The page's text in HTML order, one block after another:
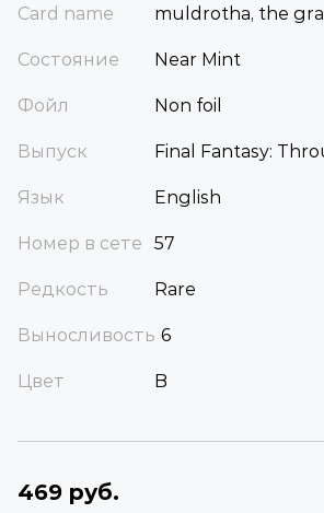
Card name muldrotha, the
Состояние Near Mint
Фойл Non foil
Выпуск Final Fantasy:
Язык English
Номер в сете 57
Редкость Rare
Выносливость 6
Цвет B
469 руб.